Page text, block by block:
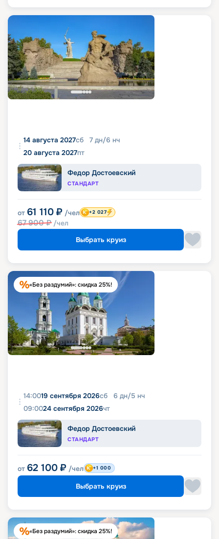
14 августа 2027сб 7 дн/6 нч
20 августа 2027пт
Федор Достоевский
СТАНДАРТ
от 61 110 ₽ /чел
67 900₽ /чел
+2 027
Выбрать круиз
«Без раздумий»: скидка 25%!
14:0019 сентября 2026сб 6 дн/5 нч
09:0024 сентября 2026чт
Федор Достоевский
СТАНДАРТ
от 62 100 ₽ /чел +1 000
Выбрать круиз
«Без раздумий»: скидка 25%!